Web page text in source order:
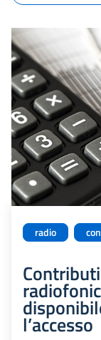
radio
l’accesso